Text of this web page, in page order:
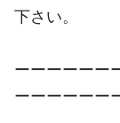
下さい。
ーーーーーー
ーーーーーー